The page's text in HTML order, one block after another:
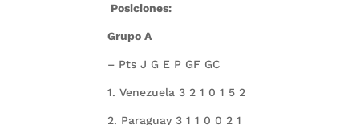
Posiciones:
Grupo A
– Pts J G E P GF GC
1. Venezuela 3 2 1 0 1 5 2
2. Paraguay 3 1 1 0 0 2 1